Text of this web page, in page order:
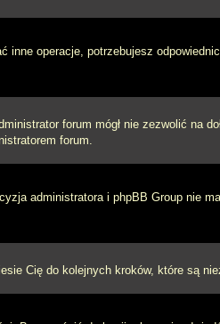
operacje, potrzebujesz
forum mógł nie zezwolić na
forum.
administratora i phpBB Group nie
Cię do kolejnych kroków, które są